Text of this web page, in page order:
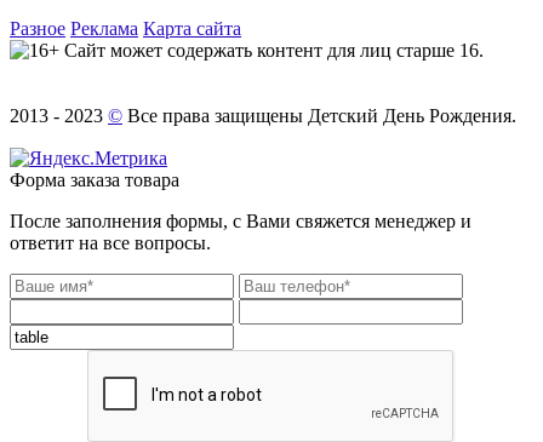
Разное Реклама Карта сайта
Сайт может содержать контент для лиц старше 16.
2013 - 2023 © Все права защищены Детский День Рождения.
Форма заказа товара
После заполнения формы, с Вами свяжется менеджер и
ответит на все вопросы.